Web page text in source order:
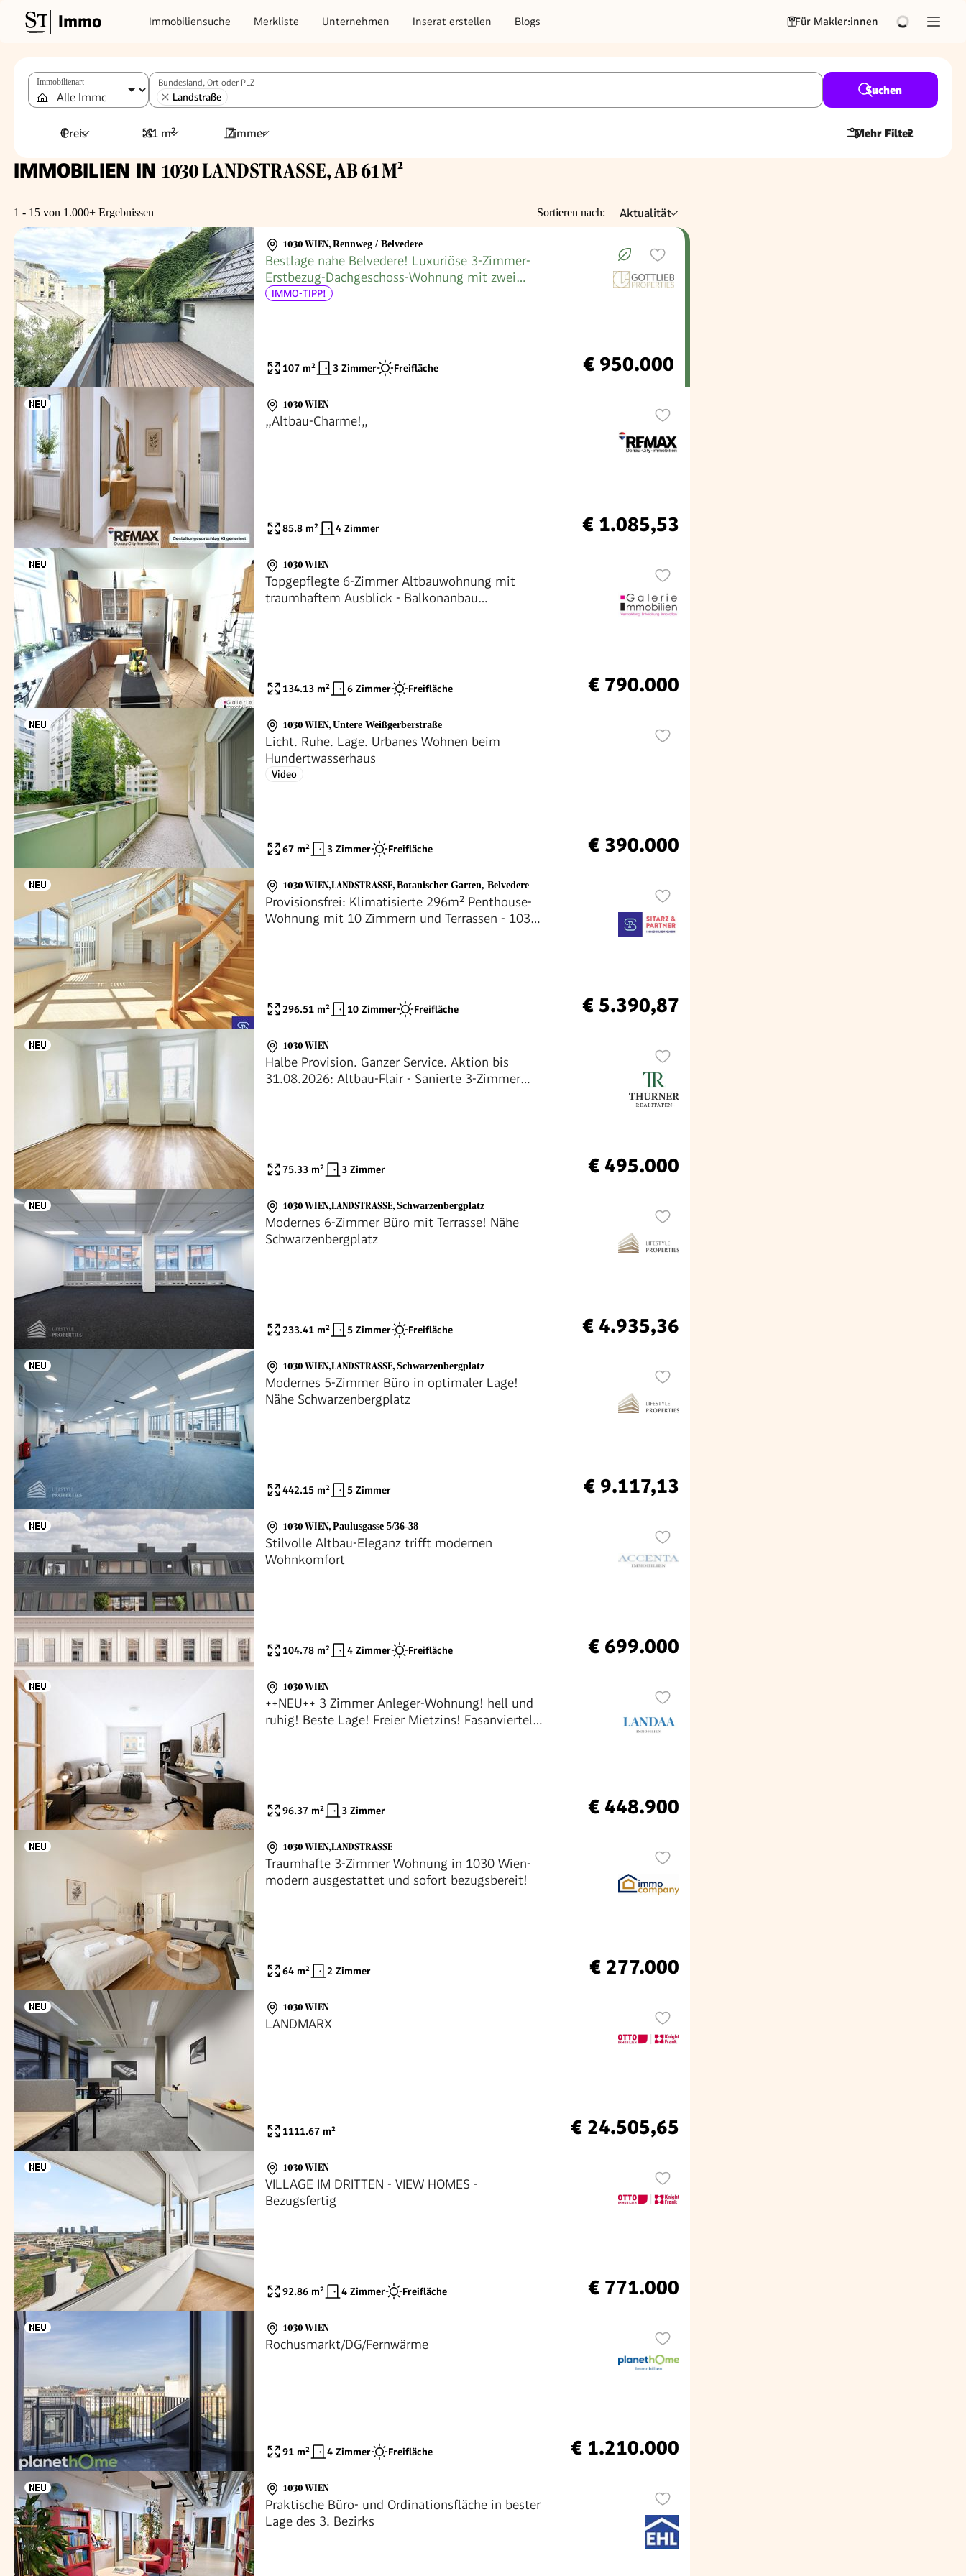
Immo Immobiliensuche Merkliste Unternehmen Inserat erstellen Blogs Für Makler:innen
Immobilienart Bundesland, Ort oder PLZ
Landstraße
Suchen
Preis 61 m² Zimmer Mehr Filter
2
IMMOBILIEN IN 1030 LANDSTRASSE, AB 61 M²
1 - 15 von 1.000+ Ergebnissen Sortieren nach: Aktualität
1030 WIEN, Rennweg / Belvedere
Bestlage nahe Belvedere! Luxuriöse 3-Zimmer-
Erstbezug-Dachgeschoss-Wohnung mit zwei
Balkonen in historischem Gebäude
IMMO-TIPP!
107 m² 3 Zimmer Freifläche € 950.000
1030 WIEN
,,Altbau-Charme!,,
85.8 m² 4 Zimmer € 1.085,53
1030 WIEN
Topgepflegte 6-Zimmer Altbauwohnung mit
traumhaftem Ausblick - Balkonanbau
134.13 m² 6 Zimmer Freifläche € 790.000
1030 WIEN, Untere Weißgerberstraße
Licht. Ruhe. Lage. Urbanes Wohnen beim
Hundertwasserhaus
Video
67 m² 3 Zimmer Freifläche € 390.000
1030 WIEN,LANDSTRASSE , Botanischer Garten, Belvedere
Provisionsfrei: Klimatisierte 296m² Penthouse-
Wohnung mit 10 Zimmern und Terrassen - 1030
296.51 m² 10 Zimmer Freifläche € 5.390,87
1030 WIEN
Halbe Provision. Ganzer Service. Aktion bis
31.08.2026: Altbau-Flair - Sanierte 3-Zimmer
75.33 m² 3 Zimmer € 495.000
1030 WIEN,LANDSTRASSE , Schwarzenbergplatz
Modernes 6-Zimmer Büro mit Terrasse! Nähe
Schwarzenbergplatz
233.41 m² 5 Zimmer Freifläche € 4.935,36
1030 WIEN,LANDSTRASSE , Schwarzenbergplatz
Modernes 5-Zimmer Büro in optimaler Lage!
Nähe Schwarzenbergplatz
442.15 m² 5 Zimmer € 9.117,13
1030 WIEN, Paulusgasse 5/36-38
Stilvolle Altbau-Eleganz trifft modernen
Wohnkomfort
104.78 m² 4 Zimmer Freifläche € 699.000
1030 WIEN
++NEU++ 3 Zimmer Anleger-Wohnung! hell und
ruhig! Beste Lage! Freier Mietzins! Fasanviertel!
96.37 m² 3 Zimmer € 448.900
1030 WIEN,LANDSTRASSE
Traumhafte 3-Zimmer Wohnung in 1030 Wien-
modern ausgestattet und sofort bezugsbereit!
64 m² 2 Zimmer € 277.000
1030 WIEN
LANDMARX
1111.67 m² € 24.505,65
1030 WIEN
VILLAGE IM DRITTEN - VIEW HOMES -
Bezugsfertig
92.86 m² 4 Zimmer Freifläche € 771.000
1030 WIEN
Rochusmarkt/DG/Fernwärme
91 m² 4 Zimmer Freifläche € 1.210.000
1030 WIEN
Praktische Büro- und Ordinationsfläche in bester
Lage des 3. Bezirks